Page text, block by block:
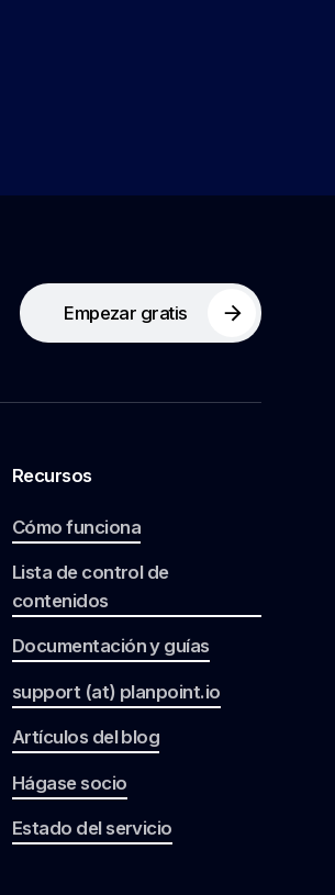
Empezar gratis
Recursos
Cómo funciona
Lista de control de
contenidos
Documentación y guías
support (at) planpoint.io
Artículos del blog
Hágase socio
Estado del servicio